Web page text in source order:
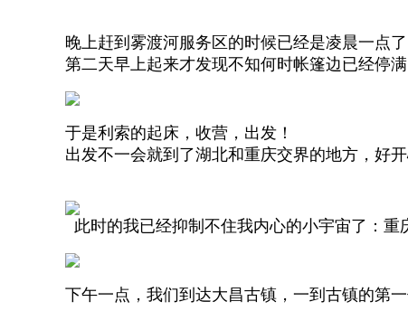
晚上赶到雾渡河服务区的时候已经是凌晨一点
第二天早上起来才发现不知何时帐篷边已经停
于是利索的起床，收营，出发！
出发不一会就到了湖北和重庆交界的地方，好开
此时的我已经抑制不住我内心的小宇宙了：
下午一点，我们到达大昌古镇，一到古镇的第